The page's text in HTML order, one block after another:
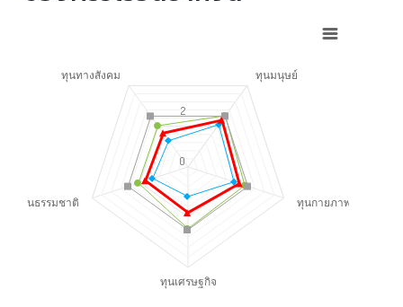
ทุนมนุษย์
ทุนกายภาพ
ทุนเศรษฐกิจ
ทุนธรรมชาติ
ทุนทางสังคม
0
2